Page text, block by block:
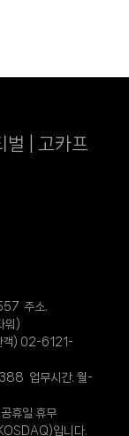
벌 | 고카프
주소.
워)
객) 02-6121-
업무시간. 월-
휴일 휴무
입니다.